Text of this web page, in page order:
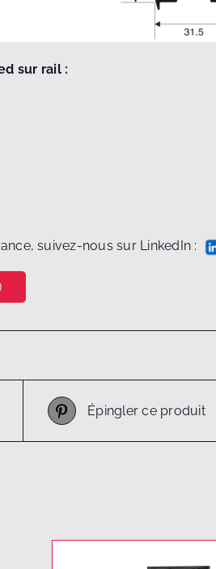
sur rail :
suivez-nous sur LinkedIn :
Épingler ce produit